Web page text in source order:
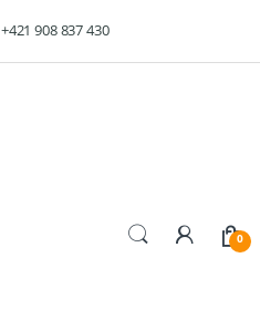
+421 908 837 430
0